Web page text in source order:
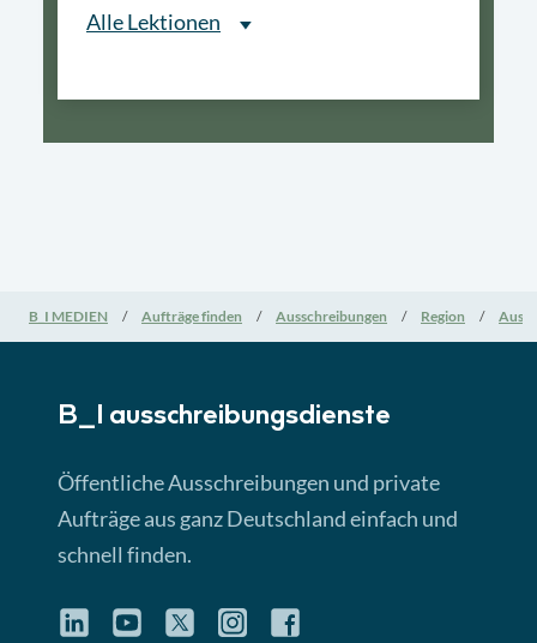
Alle Lektionen
Lektion 1
Nationale Verfahrensarten
Lektion 3
► 4:31 Min
Quiz
B_I MEDIEN Aufträge finden Ausschreibungen Region
B_I ausschreibungs­dienste
Öffentliche Ausschreibungen und private
Aufträge aus ganz Deutschland einfach und
schnell finden.